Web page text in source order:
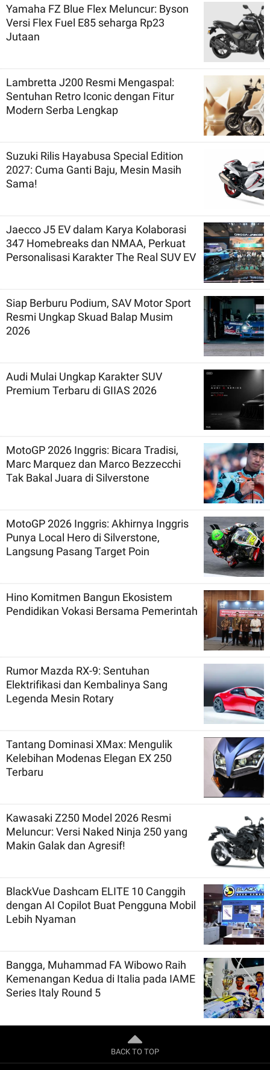
Yamaha FZ Blue Flex Meluncur: Byson
Versi Flex Fuel E85 seharga Rp23
Jutaan
Lambretta J200 Resmi Mengaspal:
Sentuhan Retro Iconic dengan Fitur
Modern Serba Lengkap
Suzuki Rilis Hayabusa Special Edition
2027: Cuma Ganti Baju, Mesin Masih
Sama!
Jaecco J5 EV dalam Karya Kolaborasi
347 Homebreaks dan NMAA, Perkuat
Personalisasi Karakter The Real SUV EV
Siap Berburu Podium, SAV Motor Sport
Resmi Ungkap Skuad Balap Musim
2026
Audi Mulai Ungkap Karakter SUV
Premium Terbaru di GIIAS 2026
MotoGP 2026 Inggris: Bicara Tradisi,
Marc Marquez dan Marco Bezzecchi
Tak Bakal Juara di Silverstone
MotoGP 2026 Inggris: Akhirnya Inggris
Punya Local Hero di Silverstone,
Langsung Pasang Target Poin
Hino Komitmen Bangun Ekosistem
Pendidikan Vokasi Bersama Pemerintah
Rumor Mazda RX-9: Sentuhan
Elektrifikasi dan Kembalinya Sang
Legenda Mesin Rotary
Tantang Dominasi XMax: Mengulik
Kelebihan Modenas Elegan EX 250
Terbaru
Kawasaki Z250 Model 2026 Resmi
Meluncur: Versi Naked Ninja 250 yang
Makin Galak dan Agresif!
BlackVue Dashcam ELITE 10 Canggih
dengan AI Copilot Buat Pengguna Mobil
Lebih Nyaman
Bangga, Muhammad FA Wibowo Raih
Kemenangan Kedua di Italia pada IAME
Series Italy Round 5
BACK TO TOP